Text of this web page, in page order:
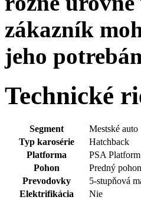
zákazník
jeho
Technické
Segment
Mestské auto
Typ karosérie
Hatchback
Platforma
PSA
Pohon
Predný pohon
Prevodovky
5-stupňová
Elektrifikácia
Nie